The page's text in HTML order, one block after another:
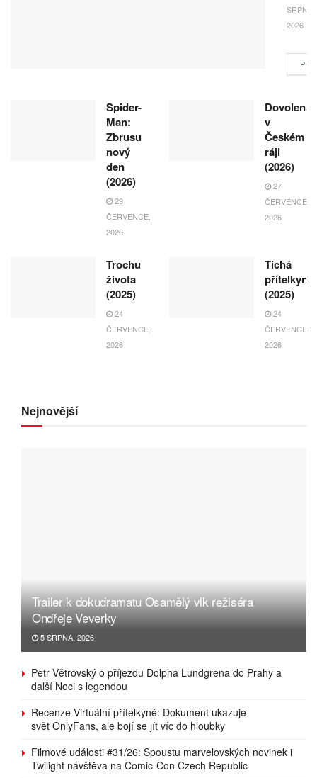
SRPNA,
2026
Spider-
Man:
Zbrusu
nový
den
(2026)
29
ČERVENCE,
2026
Dovolená
v
Českém
ráji
(2026)
27
ČERVENCE,
2026
Trochu
života
(2025)
24
ČERVENCE,
2026
Tichá
přítelkyně
(2025)
24
ČERVENCE,
2026
Nejnovější
Trailer k dokudramatu Osamělý vlk režiséra
Ondřeje Veverky
5 SRPNA, 2026
Petr Větrovský o příjezdu Dolpha Lundgrena do Prahy a
další Noci s legendou
Recenze Virtuální přítelkyně: Dokument ukazuje
svět OnlyFans, ale bojí se jít víc do hloubky
Filmové události #31/26: Spoustu marvelovských novinek i
Twilight návštěva na Comic-Con Czech Republic